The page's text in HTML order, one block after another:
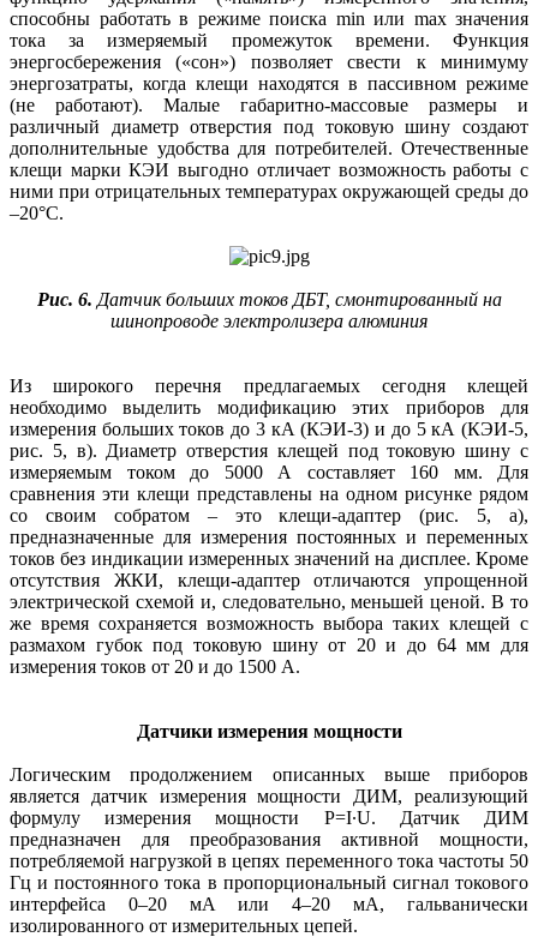
способны работать в режиме поиска min или max значения
тока за измеряемый промежуток времени. Функция
энергосбережения («сон») позволяет свести к минимуму
энергозатраты, когда клещи находятся в пассивном режиме
(не работают). Малые габаритно-массовые размеры и
различный диаметр отверстия под токовую шину создают
дополнительные удобства для потребителей. Отечественные
клещи марки КЭИ выгодно отличает возможность работы с
ними при отрицательных температурах окружающей среды до
–20°С.
Рис. 6. Датчик больших токов ДБТ, смонтированный на
шинопроводе электролизера алюминия
Из широкого перечня предлагаемых сегодня клещей
необходимо выделить модификацию этих приборов для
измерения больших токов до 3 кА (КЭИ-3) и до 5 кА (КЭИ-5,
рис. 5, в). Диаметр отверстия клещей под токовую шину с
измеряемым током до 5000 А составляет 160 мм. Для
сравнения эти клещи представлены на одном рисунке рядом
со своим собратом – это клещи-адаптер (рис. 5, а),
предназначенные для измерения постоянных и переменных
токов без индикации измеренных значений на дисплее. Кроме
отсутствия ЖКИ, клещи-адаптер отличаются упрощенной
электрической схемой и, следовательно, меньшей ценой. В то
же время сохраняется возможность выбора таких клещей с
размахом губок под токовую шину от 20 и до 64 мм для
измерения токов от 20 и до 1500 А.
Датчики измерения мощности
Логическим продолжением описанных выше приборов
является датчик измерения мощности ДИМ, реализующий
формулу измерения мощности P=I∙U. Датчик ДИМ
предназначен для преобразования активной мощности,
потребляемой нагрузкой в цепях переменного тока частоты 50
Гц и постоянного тока в пропорциональный сигнал токового
интерфейса 0–20 мА или 4–20 мА, гальванически
изолированного от измерительных цепей.